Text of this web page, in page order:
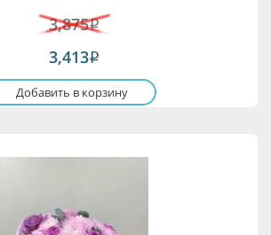
3,875i
3,413i
Добавить в корзину